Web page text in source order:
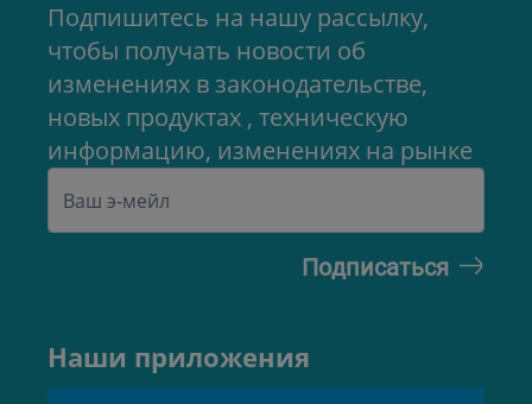
Подпишитесь на нашу рассылку,
чтобы получать новости об
изменениях в законодательстве,
новых продуктах , техническую
информацию, изменениях на рынке
Наши приложения